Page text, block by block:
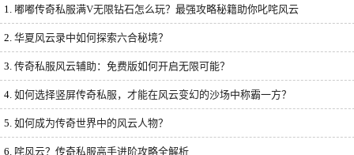
1. 嘟嘟传奇私服满V无限钻石怎么玩？最强攻略秘籍助你叱咤风云
2. 华夏风云录中如何探索六合秘境？
3. 传奇私服风云辅助：免费版如何开启无限可能？
4. 如何选择竖屏传奇私服，才能在风云变幻的沙场中称霸一方？
5. 如何成为传奇世界中的风云人物？
6. 咤风云？传奇私服高手进阶攻略全解析